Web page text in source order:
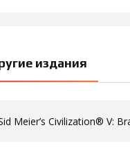
издания
Meier’s Civilization® V: